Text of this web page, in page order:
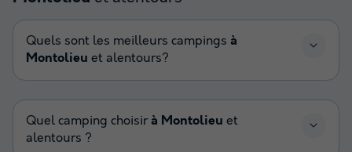
Quels sont les meilleurs campings à
Montolieu et alentours?
Quel camping choisirà Montolieu et
alentours ?